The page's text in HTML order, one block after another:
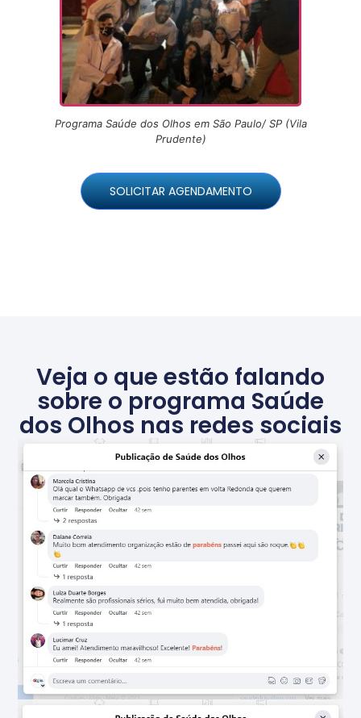
Programa Saúde dos Olhos em São Paulo/ SP (Vila
Prudente)
SOLICITAR AGENDAMENTO
Veja o que estão falando
sobre o programa Saúde
dos Olhos nas redes sociais